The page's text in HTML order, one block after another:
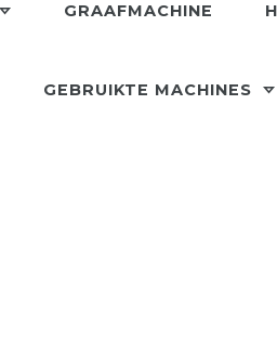
GRAAFMACHINE
GEBRUIKTE MACHINES